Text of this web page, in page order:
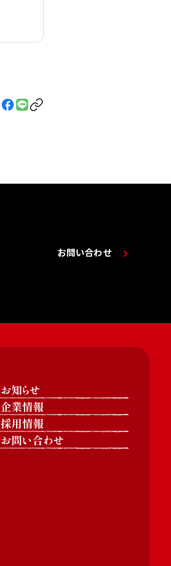
お問い合わせ
お知らせ
企業情報
採用情報
お問い合わせ